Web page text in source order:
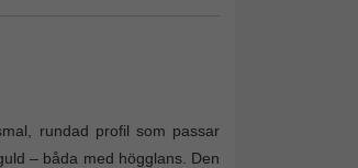
rundad profil som passar
– båda med högglans. Den